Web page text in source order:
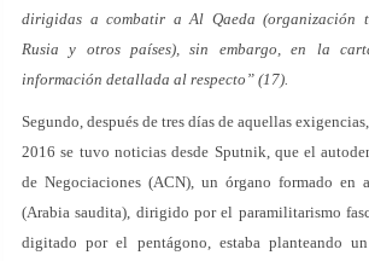
dirigidas a combatir a Al Qaeda (organización
Rusia y otros países), sin embargo, en la
información detallada al respecto” (17).
Segundo, después de tres días de aquellas
2016 se tuvo noticias desde Sputnik, que el
de Negociaciones (ACN), un órgano formado en
(Arabia saudita), dirigido por el paramilitarismo
digitado por el pentágono, estaba planteando